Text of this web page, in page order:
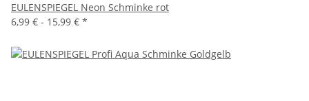
EULENSPIEGEL Neon Schminke rot
6,99 € - 15,99 € *